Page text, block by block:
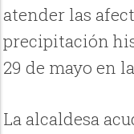
atender las
precipitación
29 de mayo en
La alcaldesa